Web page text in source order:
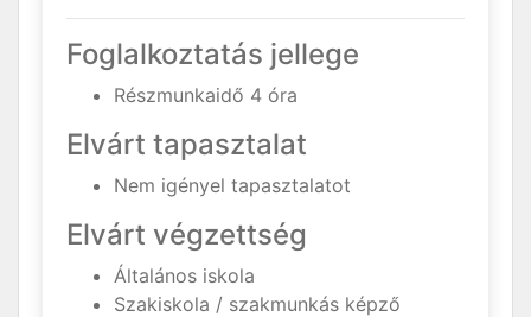
Foglalkoztatás jellege
Részmunkaidő 4 óra
Elvárt tapasztalat
Nem igényel tapasztalatot
Elvárt végzettség
Általános iskola
Szakiskola / szakmunkás képző